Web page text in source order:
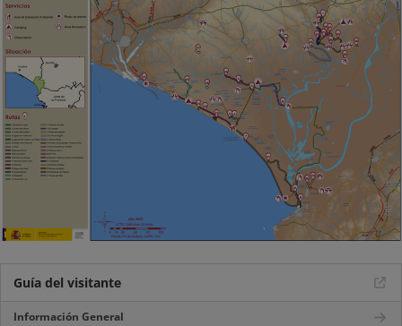
Guía del visitante
Información General